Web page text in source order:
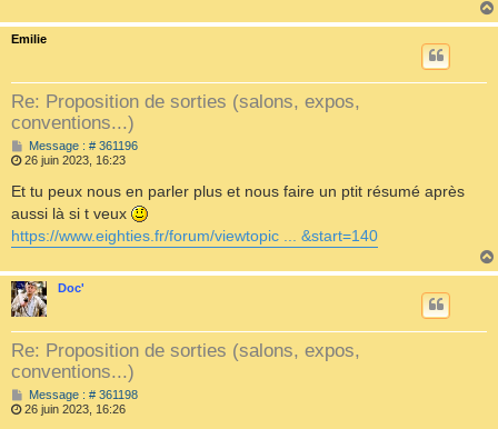
Emilie
Re: Proposition de sorties (salons, expos,
conventions...)
Message : # 361196M
s
g
e
26 juin 2023, 16:23
Et tu peux nous en parler plus et nous faire un ptit résumé après
aussi là si t veux
https://www.eighties.fr/forum/viewtopic ... &start=140
Doc'
Re: Proposition de sorties (salons, expos,
conventions...)
Message : # 361198M
26 juin 2023, 16:26